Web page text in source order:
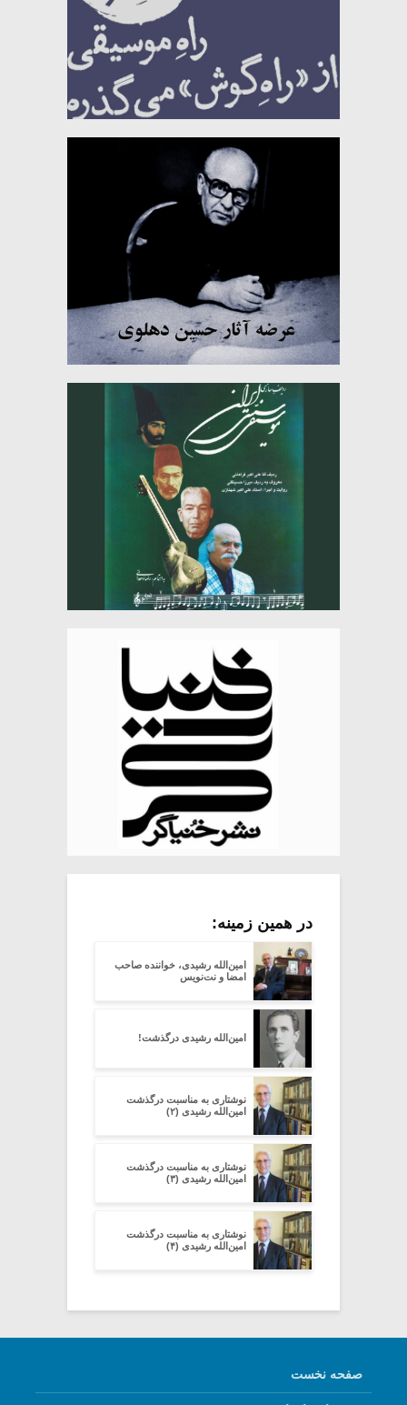
در همین زمینه:
امین‌الله رشیدی، خواننده صاحب
امضا و نت‌نویس
امین‌الله رشیدی درگذشت!
نوشتاری به مناسبت درگذشت
امین‌الله رشیدی (۲)
نوشتاری به مناسبت درگذشت
امین‌الله رشیدی (۳)
نوشتاری به مناسبت درگذشت
امین‌الله رشیدی (۴)
صفحه نخست